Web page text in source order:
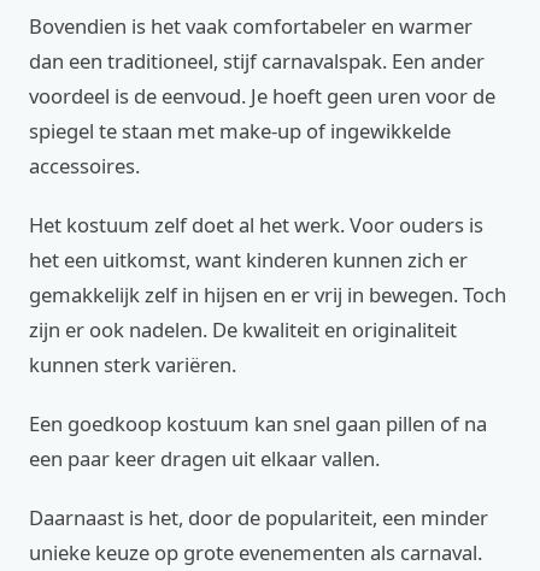
Bovendien is het vaak comfortabeler en warmer
dan een traditioneel, stijf carnavalspak. Een ander
voordeel is de eenvoud. Je hoeft geen uren voor de
spiegel te staan met make-up of ingewikkelde
accessoires.
Het kostuum zelf doet al het werk. Voor ouders is
het een uitkomst, want kinderen kunnen zich er
gemakkelijk zelf in hijsen en er vrij in bewegen. Toch
zijn er ook nadelen. De kwaliteit en originaliteit
kunnen sterk variëren.
Een goedkoop kostuum kan snel gaan pillen of na
een paar keer dragen uit elkaar vallen.
Daarnaast is het, door de populariteit, een minder
unieke keuze op grote evenementen als carnaval.